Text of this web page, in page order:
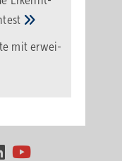
mit erwei­